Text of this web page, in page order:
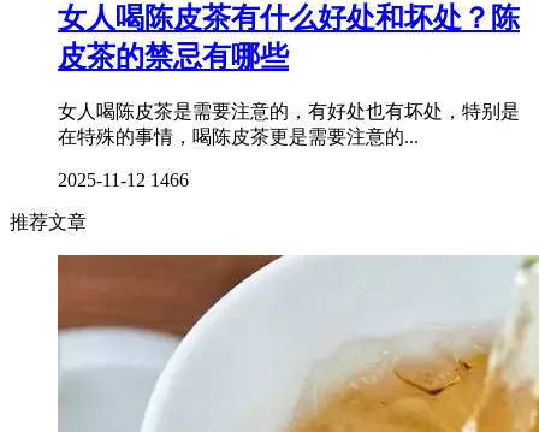
女人喝陈皮茶有什么好处和坏处？陈
皮茶的禁忌有哪些
女人喝陈皮茶是需要注意的，有好处也有坏处，特别是
在特殊的事情，喝陈皮茶更是需要注意的...
2025-11-12 1466
推荐文章